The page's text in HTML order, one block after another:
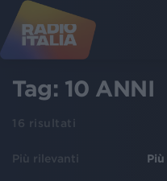
Tag: 10 ANNI
16 risultati
Più rilevanti